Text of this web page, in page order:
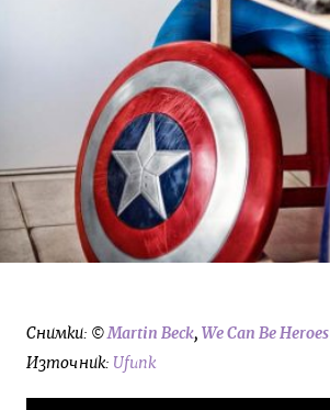
Снимки: © Martin Beck, We Can Be Heroes
Източник: Ufunk